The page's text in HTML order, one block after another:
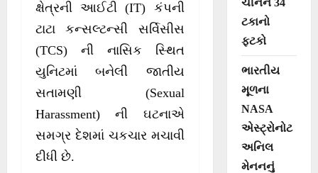
ક્ષેત્રની આઈટી (IT) કંપની
ટાટા કન્સલ્ટન્સી સર્વિસીસ
(TCS) ની નાસિક સ્થિત
યુનિટમાં બનેલી જાતીય
સતામણી (Sexual
Harassment) ની ઘટનાએ
સમગ્ર દેશમાં ચકચાર મચાવી
દીધી છે.
ટકાનો
ફટકો
ભારતીય
મૂળના
NASA
એસ્ટ્રોનોટ
અનિલ
મેનનનું